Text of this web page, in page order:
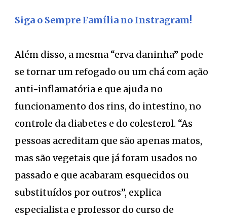
Siga o Sempre Família no Instragram!
Além disso, a mesma “erva daninha” pode
se tornar um refogado ou um chá com ação
anti-inflamatória e que ajuda no
funcionamento dos rins, do intestino, no
controle da diabetes e do colesterol. “As
pessoas acreditam que são apenas matos,
mas são vegetais que já foram usados no
passado e que acabaram esquecidos ou
substituídos por outros”, explica
especialista e professor do curso de